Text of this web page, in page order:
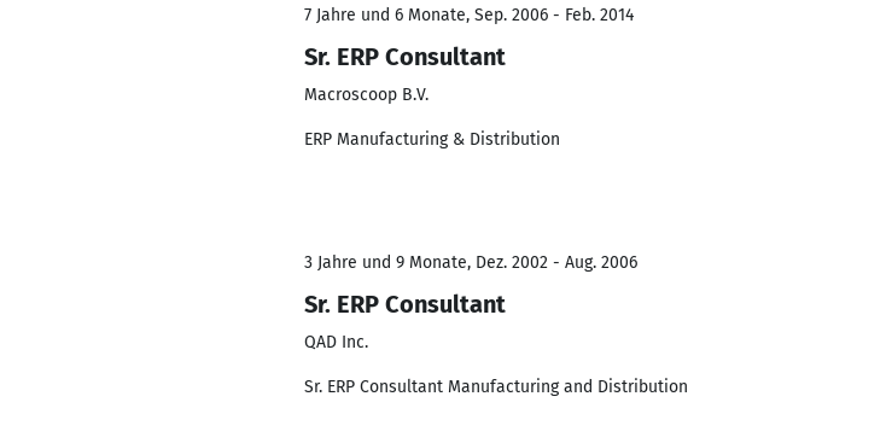
7 Jahre und 6 Monate, Sep. 2006 - Feb. 2014
Sr. ERP Consultant
Macroscoop B.V.
ERP Manufacturing & Distribution
3 Jahre und 9 Monate, Dez. 2002 - Aug. 2006
Sr. ERP Consultant
QAD Inc.
Sr. ERP Consultant Manufacturing and Distribution